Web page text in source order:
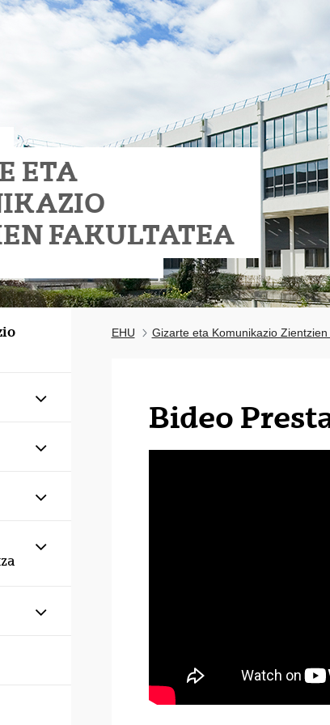
ETA
FAKULTATEA
Erakutsi/izkutatu azpiorriak
Erakutsi/izkutatu azpiorriak
Erakutsi/izkutatu azpiorriak
Erakutsi/izkutatu azpiorriak
Erakutsi/izkutatu azpiorriak
EHU Gizarte eta Komunikazio
Bideo